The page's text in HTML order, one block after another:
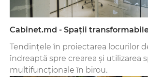
Cabinet.md - Spații
Tendințele în proiectarea locurilor
îndreaptă spre crearea și utilizarea
multifuncționale în birou.